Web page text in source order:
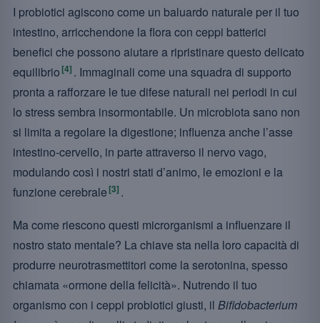
I probiotici agiscono come un baluardo naturale per il tuo
intestino, arricchendone la flora con ceppi batterici
benefici che possono aiutare a ripristinare questo delicato
equilibrio [4] . Immaginali come una squadra di supporto
pronta a rafforzare le tue difese naturali nei periodi in cui
lo stress sembra insormontabile. Un microbiota sano non
si limita a regolare la digestione; influenza anche l’asse
intestino-cervello, in parte attraverso il nervo vago,
modulando così i nostri stati d’animo, le emozioni e la
funzione cerebrale [3] .
Ma come riescono questi microrganismi a influenzare il
nostro stato mentale? La chiave sta nella loro capacità di
produrre neurotrasmettitori come la serotonina, spesso
chiamata «ormone della felicità». Nutrendo il tuo
organismo con i ceppi probiotici giusti, il Bifidobacterium